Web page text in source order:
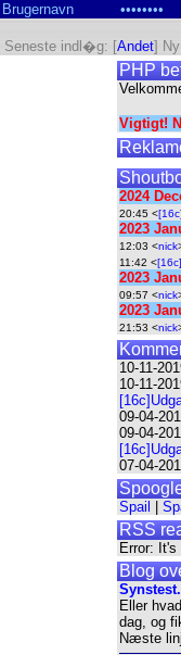
Seneste indl�g: [Andet]
PHP
Vigtigt!
2024
20:45 <
2023
12:03 <nick
11:42 <
2023
09:57 <nick
2023
21:53 <nick
10-11-
10-11-
09-04-
09-04-
07-04-
Spail |
RSS
Error:
Blog
Eller
dag, og
Næste